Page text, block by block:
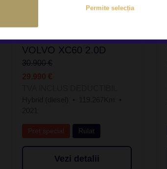
Permite selecția
VOLVO XC60 2.0D
30.900 €
29.990 €
Preț special Rulat
Vezi detalii